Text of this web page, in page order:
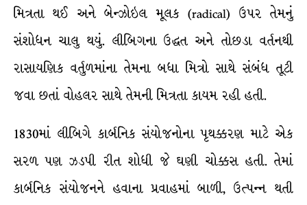
મિત્રતા થઈ અને બેન્ઝોઇલ મૂલક (radical) ઉપર તેમનું
સંશોધન ચાલુ થયું. લીબિગના ઉદ્ધત અને તોછડા વર્તનથી
રાસાયણિક વર્તુળમાંના તેમના બધા મિત્રો સાથે સંબંધ તૂટી
જવા છતાં વોહલર સાથે તેમની મિત્રતા કાયમ રહી હતી.
1830માં લીબિગે કાર્બનિક સંયોજનોના પૃથક્કરણ માટે એક
સરળ પણ ઝડપી રીત શોધી જે ઘણી ચોક્કસ હતી. તેમાં
કાર્બનિક સંયોજનને હવાના પ્રવાહમાં બાળી, ઉત્પન્ન થતી